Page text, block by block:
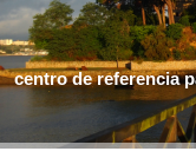
centro de referencia